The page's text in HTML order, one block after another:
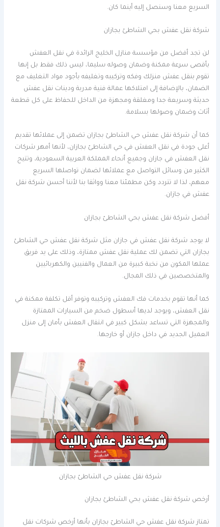
السريع معنا وسنصل إليه أينما كان.
شركة نقل عفش بحي الشاطئ بجازان
لن تجد أفضل من مؤسسة منازل الخليج الرائدة في نقل العفش
بأقصى سرعة ممكنة وضمان وصوله سليما، ليس ذلك فقط بل إنها
تقوم بنقل عفش منزلك وفكه وتركيبه وتغليفه بأجود مواد التغليف مع
الضمان، بالإضافة إلى امتلاكها عمالة فنية مدربة ودينات نقل عفش
حديثة وسريعة جدا ومغلقة ومجهزة من الداخل للحفاظ على كل قطعة
أثاث وضمان وصولها بسلامة.
كما أن شركة نقل عفش حي الشاطئ بجازان تضمن إلى عملائها تقديم
أعلى جودة في نقل العفش في حي الشاطئ بجازان، لأنها أمهر شركات
نقل العفش في جازان وجميع أنحاء المملكة العربية السعودية، وتتيح
الكثير من وسائل التواصل مع عملائها لضمان تواصلها السريع
معهم، لذا لا تتردد وكن مطمئنا معنا وواثقا بنا لأننا أحسن شركة نقل
عفش في جازان.
أفضل شركة نقل عفش بحي الشاطئ بجازان
لا يوجد شركة نقل عفش في جازان مثل شركة نقل عفش حي الشاطئ
بجازان التي تضمن لك عملية نقل عفش ممتازة، وذلك على يد فريق
عملها المكون من نخبة كبيرة من العمال والفنيين والكهربائيين
والمتخصصين في ذلك المجال.
كما أنها تقوم بخدمات فك العفش وتركيبه وتوفر أقل تكلفة ممكنة في
نقل العفش، ويوجد لديها أسطول ضخم من السيارات الممتازة
والمجهزة التي تساعد بشكل كبير في انتقال العفش بأمان إلى منزل
العميل الجديد في داخل جازان أو خارجها.
شركة نقل عفش حي الشاطئ بجازان
أرخص شركة نقل عفش بحي الشاطئ بجازان
تمتاز شركة نقل عفش حي الشاطئ بجازان بأنها أرخص شركات نقل